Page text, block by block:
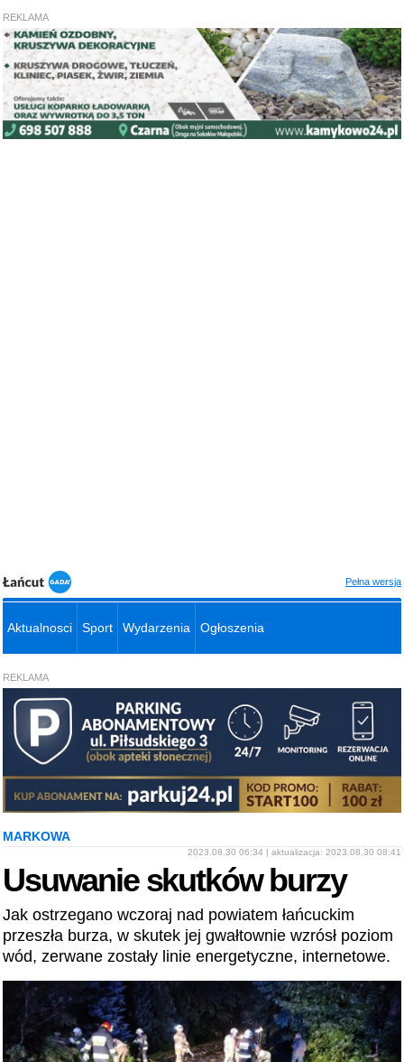
REKLAMA
Pełna wersja
Aktualnosci Sport Wydarzenia Ogłoszenia
REKLAMA
MARKOWA
2023.08.30 06:34 | aktualizacja: 2023.08.30 08:41
Usuwanie skutków burzy
Jak ostrzegano wczoraj nad powiatem łańcuckim
przeszła burza, w skutek jej gwałtownie wzrósł poziom
wód, zerwane zostały linie energetyczne, internetowe.